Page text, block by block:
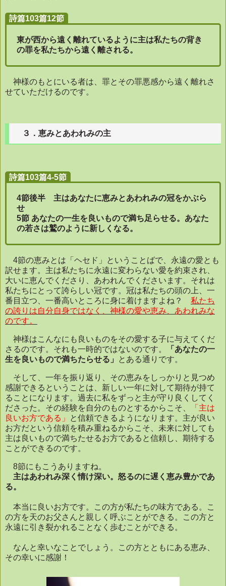
詩篇103篇12節
東が西から遠く離れているように主は私たちの背き
の罪を私たちから遠く離される。
神様のもとにいる者は、罪とその罪悪感から遠く離れさ
せていただけるのです。
３．恵みとあわれみの主
詩篇103篇4-5節
4節後半 主はあなたに恵みとあわれみの冠をかぶら
せ
5節 あなたの一生を良いもので満ち足らせる。あなた
の若さは鷲のように新しくなる。
4節の恵みとは「ヘセド」ということばで、永遠の愛とも
訳せます。主は私たちに永遠に変わらない愛を約束され、
大いに恵んでくださり、あわれんでくださいます。それは
私たちにとって誇らしい冠です。冠は私たちの頭の上、一
番目立つ、一番高いところに身に着けますよね？ 私たち
の誇りは自分自身ではなく、神様の愛や恵み、あわれみな
のです。
神様はこんなにも良いものをその愛する子に与えてくだ
さるのです。それも一時的ではないのです。
「あなたの一
生を良いもので満ちたらせる」
とある通りです。
そして、一年を振り返り、その恵みをしっかりと見つめ
感謝できるということは、新しい一年に対して期待が持て
ることになります。過去に私をずっと主が守り良くしてく
ださった。その経験を自分のものとするからこそ、
「主は
良いお方である」
と信頼できるようになります。主が良い
お方だという信頼を積み重ねるからこそ、未来に対しても
主は良いもので満ちたせるお方であると信頼し、期待する
ことができるのです。
8節にもこうありますね。
主はあわれみ深く情け深い。怒るのに遅く恵み豊かであ
る。
本当に良いお方です。この方が私たちの味方である。こ
の方を天のお父さんと親しく呼ぶことができる。この方と
永遠に引き裂かれることなく歩むことができる。
なんと幸いなことでしょう。この方とともにある恵み、
その幸いに感謝！